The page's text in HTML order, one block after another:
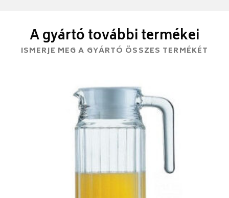
A gyártó további termékei
ISMERJE MEG A GYÁRTÓ ÖSSZES TERMÉKÉT